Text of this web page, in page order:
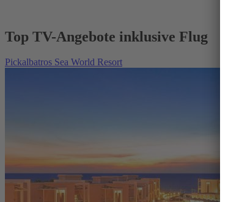
Top TV-Angebote inklusive Flug
Pickalbatros Sea World Resort